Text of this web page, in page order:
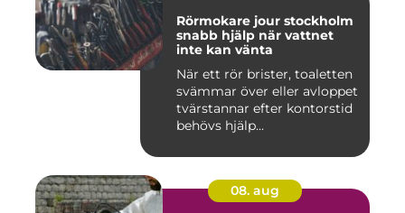
Rörmokare jour stockholm
snabb hjälp när vattnet
inte kan vänta
När ett rör brister, toaletten
svämmar över eller avloppet
tvärstannar efter kontorstid
behövs hjälp...
08. aug